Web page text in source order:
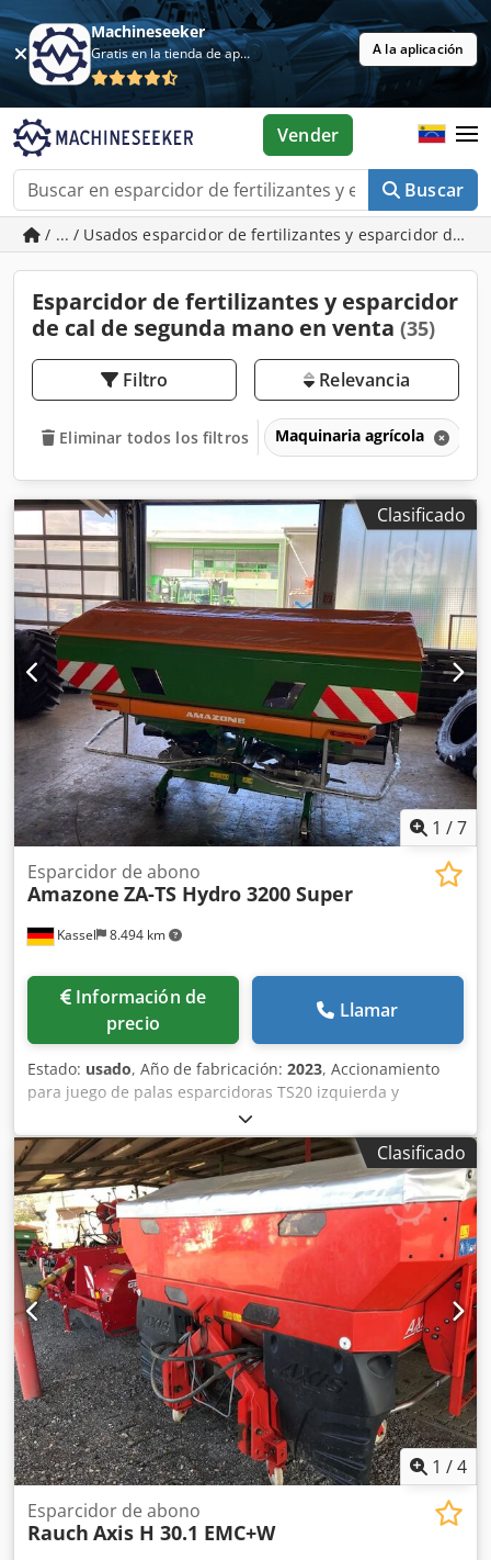
Machineseeker
Gratis en la tienda de aplicaciones A la aplicación
Buscar
Vender
/ ... / Usados esparcidor de fertilizantes y esparcidor de
Esparcidor de fertilizantes y esparcidor
de cal de segunda mano en venta (35)
Filtro Relevancia
Eliminar todos los filtros Maquinaria agrícola
Clasificado
1 /7
Kassel 8.494 km
Esparcidor de abono
Amazone ZA-TS Hydro 3200 Super
Información de
precio
Llamar
Estado: usado, Año de fabricación: 2023, Accionamiento
para juego de palas esparcidoras TS20 izquierda y
derecha, accionamiento hidráulico izquierda y derecha
con Auto TS y FlowControl, disco principal izquierda y
derecha con AutoTS, barra de protección tubular,
dispositivo de rodillo y estacionamiento abatible,
iluminación de trabajo, sensor de inclinación para sistema
de pesaje, 16 unidades EasyCheck. Csdpot A Tzwefx Aixsrf
Clasificado
1 /4
Esparcidor de abono
Rauch Axis H 30.1 EMC+W